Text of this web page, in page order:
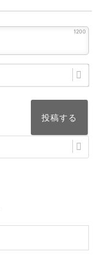
1200